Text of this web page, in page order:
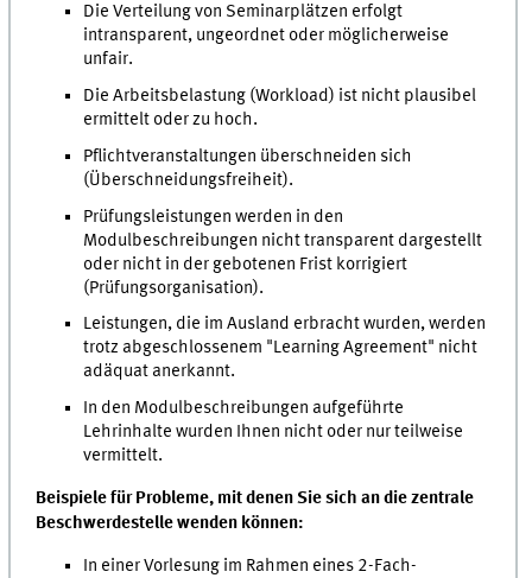
Die Verteilung von Seminarplätzen erfolgt
intransparent, ungeordnet oder möglicherweise
unfair.
Die Arbeitsbelastung (Workload) ist nicht plausibel
ermittelt oder zu hoch.
Pflichtveranstaltungen überschneiden sich
(Überschneidungsfreiheit).
Prüfungsleistungen werden in den
Modulbeschreibungen nicht transparent dargestellt
oder nicht in der gebotenen Frist korrigiert
(Prüfungsorganisation).
Leistungen, die im Ausland erbracht wurden, werden
trotz abgeschlossenem "Learning Agreement" nicht
adäquat anerkannt.
In den Modulbeschreibungen aufgeführte
Lehrinhalte wurden Ihnen nicht oder nur teilweise
vermittelt.
Beispiele für Probleme, mit denen Sie sich an die zentrale
Beschwerdestelle wenden können:
In einer Vorlesung im Rahmen eines 2-Fach-